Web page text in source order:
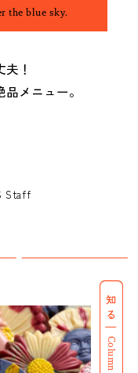
the blue sky.
！
メニュー。
Staff
知る
Column
市場！
のるつぼ